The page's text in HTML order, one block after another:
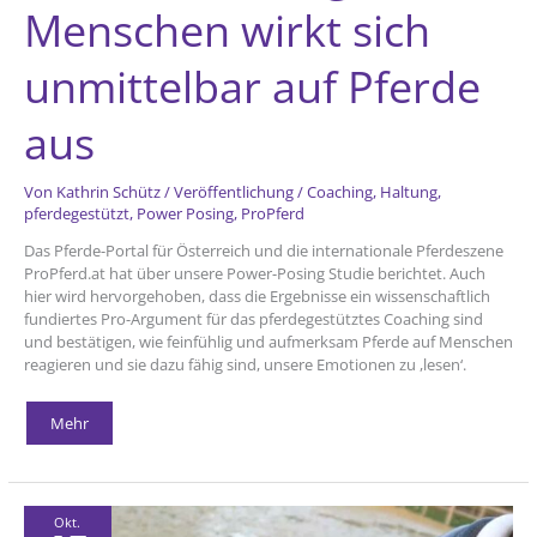
Menschen wirkt sich
unmittelbar auf Pferde
aus
Von Kathrin Schütz/Veröffentlichung/Coaching, Haltung,
pferdegestützt, Power Posing, ProPferd
Das Pferde-Portal für Österreich und die internationale Pferdeszene
ProPferd.at hat über unsere Power-Posing Studie berichtet. Auch
hier wird hervorgehoben, dass die Ergebnisse ein wissenschaftlich
fundiertes Pro-Argument für das pferdegestütztes Coaching sind
und bestätigen, wie feinfühlig und aufmerksam Pferde auf Menschen
reagieren und sie dazu fähig sind, unsere Emotionen zu ,lesen‘.
Positive
Haltung
des
wirkt
unmittelbar
auf
Mehr
Okt.